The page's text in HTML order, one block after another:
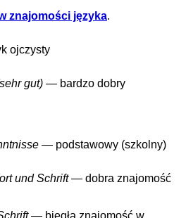
znajomości języka.
ojczysty
gut) — bardzo dobry
— podstawowy (szkolny)
und Schrift— dobra znajomość
— biegła znajomość w